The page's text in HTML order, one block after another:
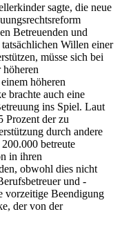
sagte, die neue
Betreuenden und
Willen einer
müsse sich bei
höheren
brachte auch eine
ins Spiel. Laut
Prozent der zu
durch andere
betreute
in ihren
obwohl dies nicht
und -
vorzeitige Beendigung
der von der